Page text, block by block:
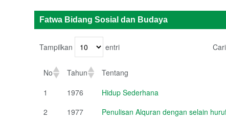
Fatwa Bidang Sosial dan Budaya
Tampilkan entri
No Tahun
Tentang
1
1976
Hidup Sederhana
2
1977
Penulisan Alquran dengan selain